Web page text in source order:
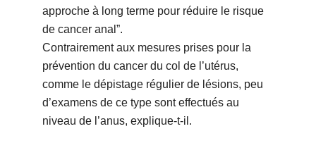
approche à long terme pour réduire le risque
de cancer anal”.
Contrairement aux mesures prises pour la
prévention du cancer du col de l’utérus,
comme le dépistage régulier de lésions, peu
d’examens de ce type sont effectués au
niveau de l’anus, explique-t-il.